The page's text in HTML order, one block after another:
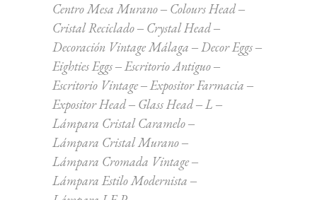
Centro Mesa Murano
Colours Head
Cristal Reciclado
Crystal Head
Decoración Vintage Málaga
Decor Eggs
Eighties Eggs
Escritorio Antiguo
Escritorio Vintage
Expositor Farmacia
Expositor Head
Glass Head
L
Lámpara Cristal Caramelo
Lámpara Cristal Murano
Lámpara Cromada Vintage
Lámpara Estilo Modernista